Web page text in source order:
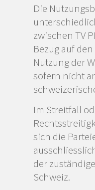
Die
zwischen TV
Bezug auf
Nutzung der
sofern nicht
Im Streitfall
sich die
der
Schweiz.